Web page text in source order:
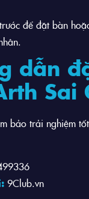
để đặt bàn
dẫn
Sai
bảo trải nghiệm
9Club.vn